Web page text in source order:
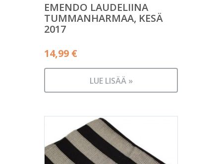
EMENDO LAUDELIINA
TUMMANHARMAA, KESÄ
2017
14,99 €
LUE LISÄÄ »